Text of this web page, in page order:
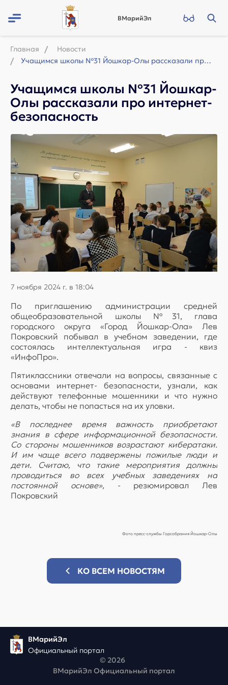
ВМарийЭл
Главная
Новости
Учащимся школы №31 Йошкар-Олы рассказали про интернет-безопасность
Учащимся школы №31 Йошкар-
Олы рассказали про интернет-
безопасность
7 ноября 2024 г. в 18:04
По приглашению администрации средней
общеобразовательной школы №31, глава
городского округа «Город Йошкар-Ола» Лев
Покровский побывал в учебном заведении, где
состоялась интеллектуальная игра - квиз
«ИнфоПро».
Пятиклассники отвечали на вопросы, связанные с
основами интернет- безопасности, узнали, как
действуют телефонные мошенники и что нужно
делать, чтобы не попасться на их уловки.
«В последнее время важность приобретают
знания в сфере информационной безопасности.
Со стороны мошенников возрастают кибератаки.
И им чаще всего подвержены пожилые люди и
дети. Считаю, что такие мероприятия должны
проводиться во всех учебных заведениях на
постоянной основе», - резюмировал Лев
Покровский
Фото пресс-службы Горсобрания Йошкар-Олы
КО ВСЕМ НОВОСТЯМ
ВМарийЭл
Официальный портал
© 2026
ВМарийЭл Официальный портал